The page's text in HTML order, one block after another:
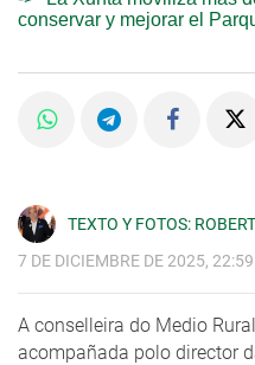
conservar y mejorar el
TEXTO Y FOTOS:
7 DE DICIEMBRE DE 2025, 22:59
A conselleira do Medio
acompañada polo director